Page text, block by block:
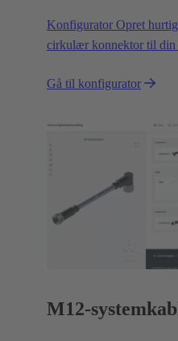
Konfigurator Opret
cirkulær konnektor til din
Gå til konfigurator
M12-